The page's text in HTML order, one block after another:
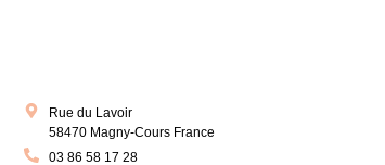
Rue du Lavoir
58470 Magny-Cours France
03 86 58 17 28